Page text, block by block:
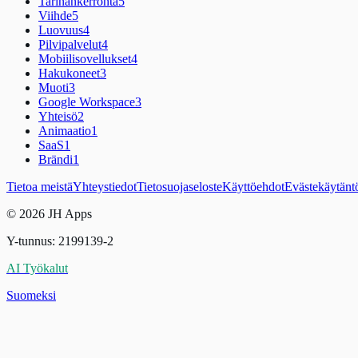
Viihde5
Luovuus4
Pilvipalvelut4
Mobiilisovellukset4
Hakukoneet3
Muoti3
Google Workspace3
Yhteisö2
Animaatio1
SaaS1
Brändi1
Tietoa meistäYhteystiedotTietosuojaselosteKäyttöehdot
© 2026 JH Apps
Y-tunnus: 2199139-2
AI Työkalut
Suomeksi